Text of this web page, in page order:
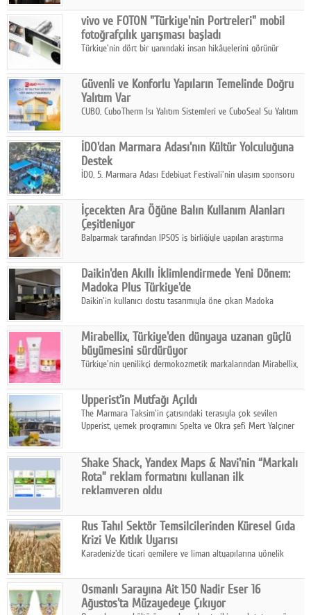
Çelik FAVÖK Marjını %16,1'e yükseltti.
vivo ve FOTON "Türkiye'nin Portreleri" mobil
fotoğrafçılık yarışması başladı
Türkiye'nin dört bir yanındaki insan hikâyelerini görünür
insanını, kültürünü ve yaşamını portre fotoğraflarıyla
anlatmaya davet ediyor.
Güvenli ve Konforlu Yapıların Temelinde Doğru
Yalıtım Var
CUBO, CuboTherm Isı Yalıtım Sistemleri ve CuboSeal Su Yalıtım
ve sürdürülebilir çözümler sunuyor.
İDO'dan Marmara Adası'nın Kültür Yolculuğuna
Destek
İDO, 5. Marmara Adası Edebiyat Festivali'nin ulaşım sponsoru
ettiriyor.
İçecekten Ara Öğüne Balın Kullanım Alanları
Çeşitleniyor
Balparmak tarafından IPSOS iş birliğiyle yapılan araştırma
ıhlamur gibi içeceklerde tercih ettiğini ortaya koyuyor.
Daikin'den Akıllı İklimlendirmede Yeni Dönem:
Madoka Plus Türkiye'de
Daikin'in kullanıcı dostu tasarımıyla öne çıkan Madoka
kontrol ünitesi Madoka Plus Türkiye'de satışa sunuldu.
Mirabellix, Türkiye'den dünyaya uzanan güçlü
büyümesini sürdürüyor
Türkiye'nin yenilikçi dermokozmetik markalarından Mirabellix,
ürünleriyle hem yurt içinde hem de uluslararası pazarlarda
büyümesini sürdürüyor.
Upperist'in Mutfağı Açıldı
The Marmara Taksim'in çatısındaki terasıyla çok sevilen
Upperist, yemek programını Spelta ve Okra şefi Mert Yalçıner
Shake Shack, Yandex Maps & Navi'nin “Markalı
Rota” reklam formatını kullanan ilk
reklamveren oldu
artırmak amacıyla Cereyan Medya ve Yandex Ads iş birliğiyle
Yandex Maps & Navi'nin yeni "Markalı Rota" reklam formatını
kullanan ilk marka oldu.
Rus Tahıl Sektör Temsilcilerinden Küresel Gıda
Krizi Ve Kıtlık Uyarısı
Karadeniz'de ticari gemilere ve liman altyapılarına yönelik
geçirdi.
Osmanlı Sarayına Ait 150 Nadir Eser 16
Ağustos'ta Müzayedeye Çıkıyor